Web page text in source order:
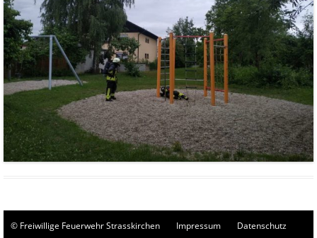
© Freiwillige Feuerwehr Strasskirchen Impressum Datenschutz